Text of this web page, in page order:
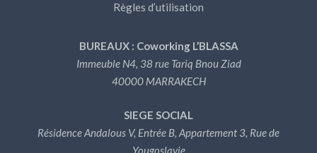
Règles d’utilisation
BUREAUX : Coworking L’BLASSA
Immeuble N4, 38 rue Tariq Bnou Ziad
40000 MARRAKECH
SIEGE SOCIAL
Résidence Andalous V, Entrée B, Appartement 3, Rue de
Yougoslavie